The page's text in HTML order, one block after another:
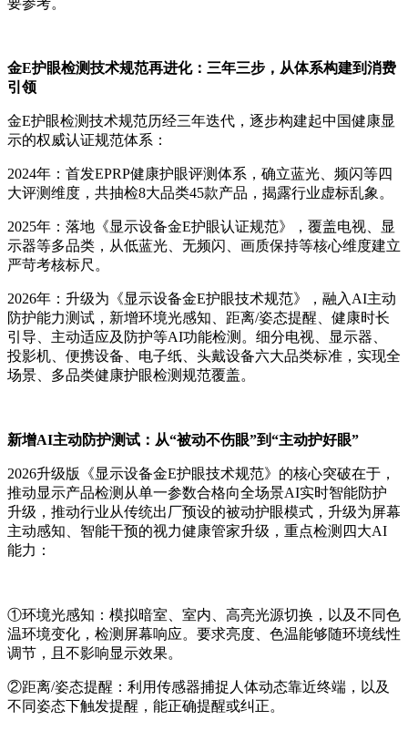
要参考。
金E护眼检测技术规范再进化：三年三步，从体系构建到消费
引领
金E护眼检测技术规范历经三年迭代，逐步构建起中国健康显
示的权威认证规范体系：
2024年：首发EPRP健康护眼评测体系，确立蓝光、频闪等四
大评测维度，共抽检8大品类45款产品，揭露行业虚标乱象。
2025年：落地《显示设备金E护眼认证规范》，覆盖电视、显
示器等多品类，从低蓝光、无频闪、画质保持等核心维度建立
严苛考核标尺。
2026年：升级为《显示设备金E护眼技术规范》，融入AI主动
防护能力测试，新增环境光感知、距离/姿态提醒、健康时长
引导、主动适应及防护等AI功能检测。细分电视、显示器、
投影机、便携设备、电子纸、头戴设备六大品类标准，实现全
场景、多品类健康护眼检测规范覆盖。
新增AI主动防护测试：从“被动不伤眼”到“主动护好眼”
2026升级版《显示设备金E护眼技术规范》的核心突破在于，
推动显示产品检测从单一参数合格向全场景AI实时智能防护
升级，推动行业从传统出厂预设的被动护眼模式，升级为屏幕
主动感知、智能干预的视力健康管家升级，重点检测四大AI
能力：
①环境光感知：模拟暗室、室内、高亮光源切换，以及不同色
温环境变化，检测屏幕响应。要求亮度、色温能够随环境线性
调节，且不影响显示效果。
②距离/姿态提醒：利用传感器捕捉人体动态靠近终端，以及
不同姿态下触发提醒，能正确提醒或纠正。